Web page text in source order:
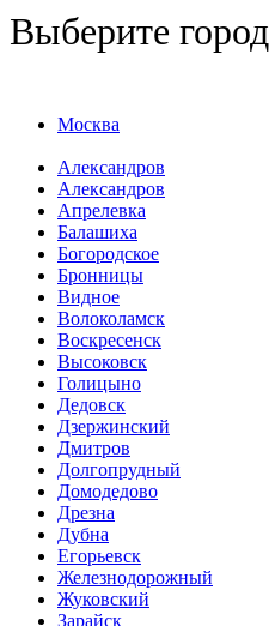
Выберите город
Москва
Александров
Александров
Апрелевка
Балашиха
Богородское
Бронницы
Видное
Волоколамск
Воскресенск
Высоковск
Голицыно
Дедовск
Дзержинский
Дмитров
Долгопрудный
Домодедово
Дрезна
Дубна
Егорьевск
Железнодорожный
Жуковский
Зарайск